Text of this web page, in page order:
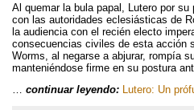
Al quemar la bula papal, Lutero por
con las autoridades eclesiásticas de
la audiencia con el recién electo
consecuencias civiles de esta acción
Worms, al negarse a abjurar, rompía
manteniéndose firme en su postura
… continuar leyendo: Lutero: Un